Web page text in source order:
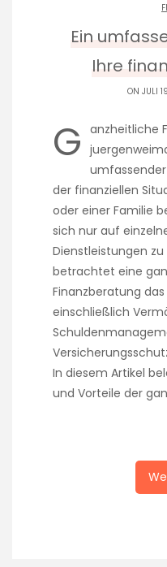
Ein
Ihre
ON JULI
G anzheitliche
der finanziellen
oder einer Familie
sich nur auf
Dienstleistungen
betrachtet eine
Finanzberatung
einschließlich
In diesem Artikel
und Vorteile der